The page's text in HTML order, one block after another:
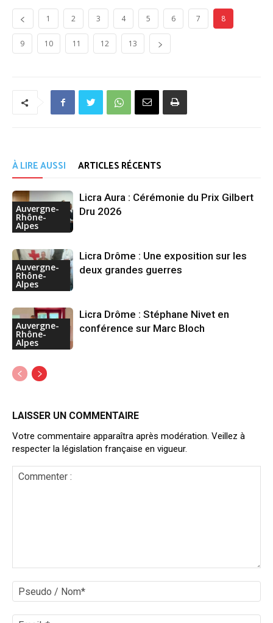
1 2 3 4 5 6 7 8
9 10 11 12 13
À LIRE AUSSI ARTICLES RÉCENTS
Auvergne-
Rhône-
Alpes
Licra Aura : Cérémonie du Prix Gilbert
Dru 2026
Auvergne-
Rhône-
Alpes
Licra Drôme : Une exposition sur les
deux grandes guerres
Auvergne-
Rhône-
Alpes
Licra Drôme : Stéphane Nivet en
conférence sur Marc Bloch
LAISSER UN COMMENTAIRE
Votre commentaire apparaîtra après modération. Veillez à
respecter la législation française en vigueur.